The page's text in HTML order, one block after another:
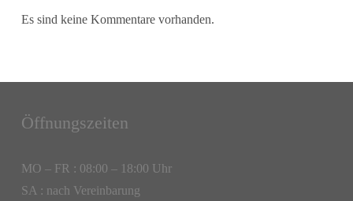
Es sind keine Kommentare vorhanden.
Öffnungszeiten
MO – FR : 08:00 – 18:00 Uhr
SA : nach Vereinbarung